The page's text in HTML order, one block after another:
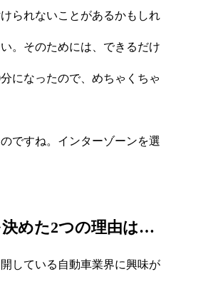
られないことがあるかもしれ
。そのためには、できるだけ
になったので、めちゃくちゃ
ですね。インターゾーンを選
決めた2つの理由は…
している自動車業界に興味が